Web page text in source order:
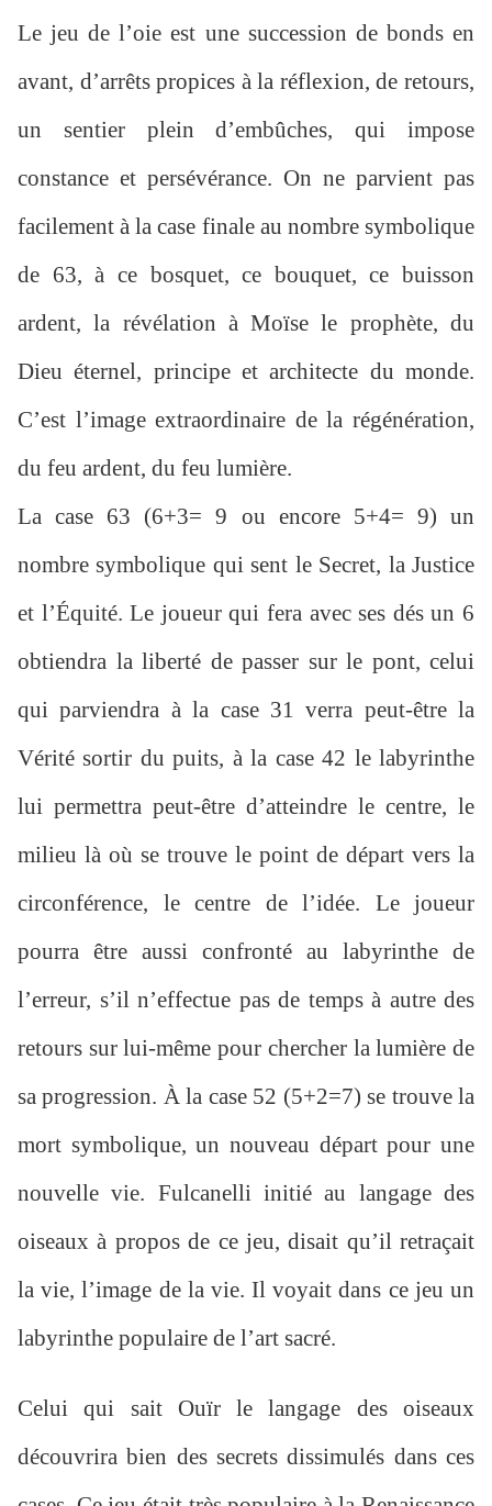
Le jeu de l’oie est une succession de bonds en
avant, d’arrêts propices à la réflexion, de retours,
un sentier plein d’embûches, qui impose
constance et persévérance. On ne parvient pas
facilement à la case finale au nombre symbolique
de 63, à ce bosquet, ce bouquet, ce buisson
ardent, la révélation à Moïse le prophète, du
Dieu éternel, principe et architecte du monde.
C’est l’image extraordinaire de la régénération,
du feu ardent, du feu lumière.
La case 63 (6+3= 9 ou encore 5+4= 9) un
nombre symbolique qui sent le Secret, la Justice
et l’Équité. Le joueur qui fera avec ses dés un 6
obtiendra la liberté de passer sur le pont, celui
qui parviendra à la case 31 verra peut-être la
Vérité sortir du puits, à la case 42 le labyrinthe
lui permettra peut-être d’atteindre le centre, le
milieu là où se trouve le point de départ vers la
circonférence, le centre de l’idée. Le joueur
pourra être aussi confronté au labyrinthe de
l’erreur, s’il n’effectue pas de temps à autre des
retours sur lui-même pour chercher la lumière de
sa progression. À la case 52 (5+2=7) se trouve la
mort symbolique, un nouveau départ pour une
nouvelle vie. Fulcanelli initié au langage des
oiseaux à propos de ce jeu, disait qu’il retraçait
la vie, l’image de la vie. Il voyait dans ce jeu un
labyrinthe populaire de l’art sacré.
Celui qui sait Ouïr le langage des oiseaux
découvrira bien des secrets dissimulés dans ces